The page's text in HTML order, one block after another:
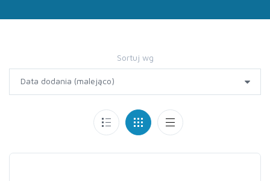
Sortuj wg